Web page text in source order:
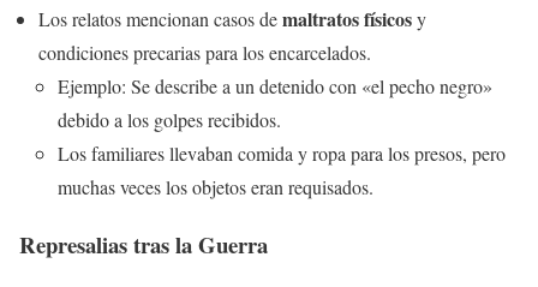
Los relatos mencionan casos demaltratos físicosy
condiciones precarias para los encarcelados.
Ejemplo: Se describe a un detenido con «el pecho negro»
debido a los golpes recibidos.
Los familiares llevaban comida y ropa para los presos, pero
muchas veces los objetos eran requisados.
Represalias tras la Guerra